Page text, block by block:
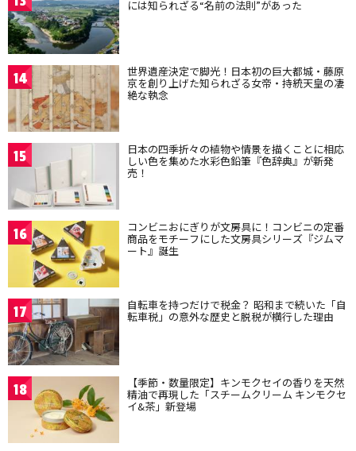
には知られざる“名前の法則”があった
14 世界遺産決定で脚光！日本初の巨大都城・藤原
京を創り上げた知られざる女帝・持統天皇の凄
絶な執念
15 日本の四季折々の植物や情景を描くことに相応
しい色を集めた水彩色鉛筆『色辞典』が新発
売！
16 コンビニおにぎりが文房具に！コンビニの定番
商品をモチーフにした文房具シリーズ『ジムマ
ート』誕生
17 自転車を持つだけで税金？ 昭和まで続いた「自
転車税」の意外な歴史と脱税が横行した理由
18 【季節・数量限定】キンモクセイの香りを天然
精油で再現した「スチームクリーム キンモクセ
イ&茶」新登場